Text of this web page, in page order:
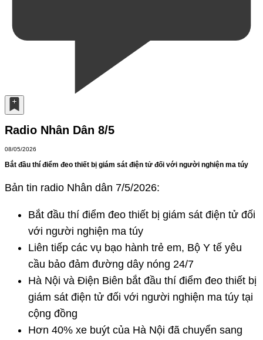
Radio Nhân Dân 8/5
08/05/2026
Bắt đầu thí điểm đeo thiết bị giám sát điện tử đối với người nghiện ma túy
Bản tin radio Nhân dân 7/5/2026:
Bắt đầu thí điểm đeo thiết bị giám sát điện tử đối
với người nghiện ma túy
Liên tiếp các vụ bạo hành trẻ em, Bộ Y tế yêu
cầu bảo đảm đường dây nóng 24/7
Hà Nội và Điện Biên bắt đầu thí điểm đeo thiết bị
giám sát điện tử đối với người nghiện ma túy tại
cộng đồng
Hơn 40% xe buýt của Hà Nội đã chuyển sang